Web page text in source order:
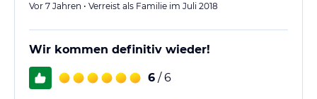
Vor 7 Jahren • Verreist als Familie im Juli 2018
Wir kommen definitiv wieder!
6 / 6